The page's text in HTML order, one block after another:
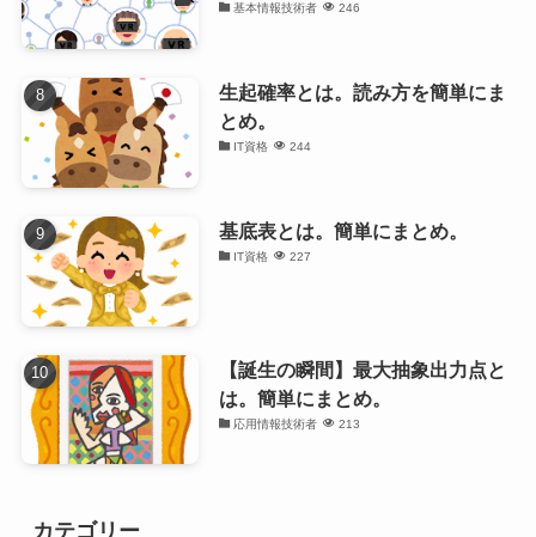
基本情報技術者 246
生起確率とは。読み方を簡単にま
とめ。
IT資格 244
基底表とは。簡単にまとめ。
IT資格 227
【誕生の瞬間】最大抽象出力点と
は。簡単にまとめ。
応用情報技術者 213
カテゴリー